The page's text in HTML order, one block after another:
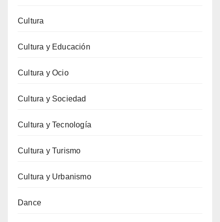
Cultura
Cultura y Educación
Cultura y Ocio
Cultura y Sociedad
Cultura y Tecnología
Cultura y Turismo
Cultura y Urbanismo
Dance